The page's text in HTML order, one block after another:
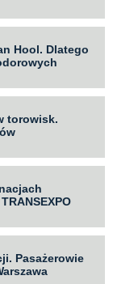
Hool. Dlatego
torowisk.
Pasażerowie